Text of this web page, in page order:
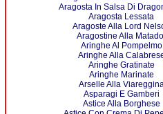
Aragosta In Salsa Di
Aragosta Lessata
Aragoste Alla Lord
Aragostine Alla
Aringhe Al Pompelmo
Aringhe Alla
Aringhe Gratinate
Aringhe Marinate
Arselle Alla
Asparagi E Gamberi
Astice Alla Borghese